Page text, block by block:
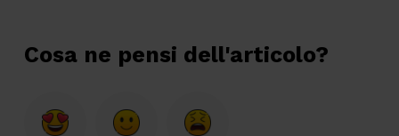
Cosa ne pensi dell'articolo?